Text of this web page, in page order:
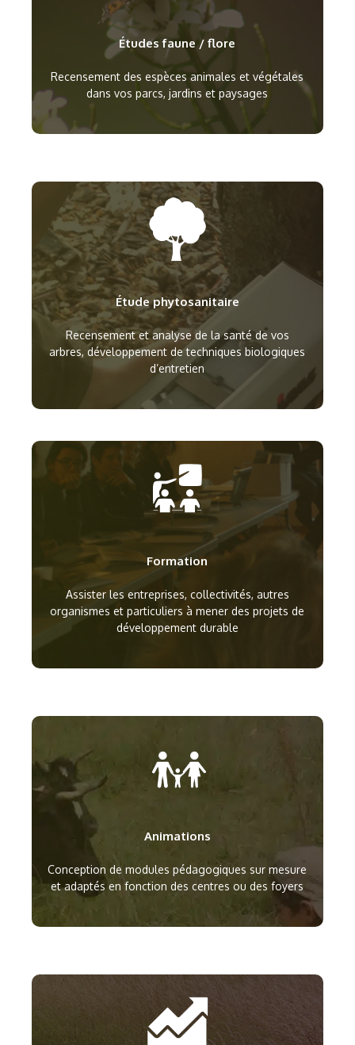
Études faune / flore
Recensement des espèces animales et végétales
dans vos parcs, jardins et paysages
Étude phytosanitaire
Recensement et analyse de la santé de vos
arbres, développement de techniques biologiques
d’entretien
Formation
Assister les entreprises, collectivités, autres
organismes et particuliers à mener des projets de
développement durable
Animations
Conception de modules pédagogiques sur mesure
et adaptés en fonction des centres ou des foyers